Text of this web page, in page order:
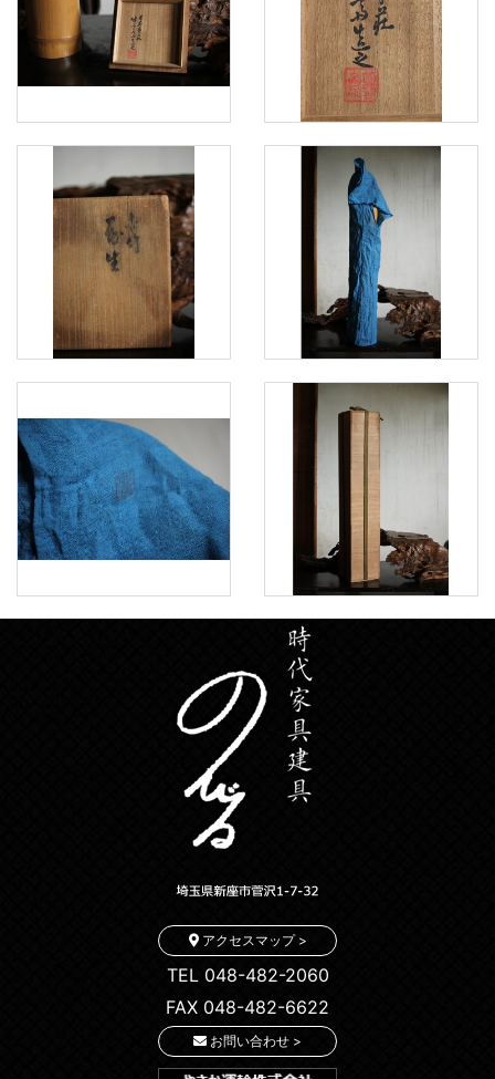
アクセスマップ >
TEL 048-482-2060
FAX 048-482-6622
お問い合わせ >